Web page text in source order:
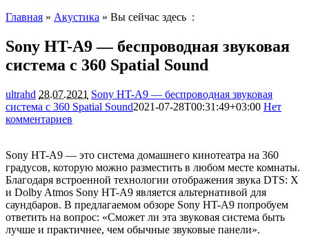
Главная » Акустика » Вы сейчас здесь :
Sony HT-A9 — беспроводная звуковая
система с 360 Spatial Sound
ultrahd 28.07.2021 Sony HT-A9 — беспроводная звуковая
система с 360 Spatial Sound2021-07-28T00:31:49+03:00 Нет
комментариев
Sony HT-A9 — это система домашнего кинотеатра на 360
градусов, которую можно разместить в любом месте комнаты.
Благодаря встроенной технологии отображения звука DTS: X
и Dolby Atmos Sony HT-A9 является альтернативой для
саундбаров. В предлагаемом обзоре Sony HT-A9 попробуем
ответить на вопрос: «Сможет ли эта звуковая система быть
лучше и практичнее, чем обычные звуковые панели».